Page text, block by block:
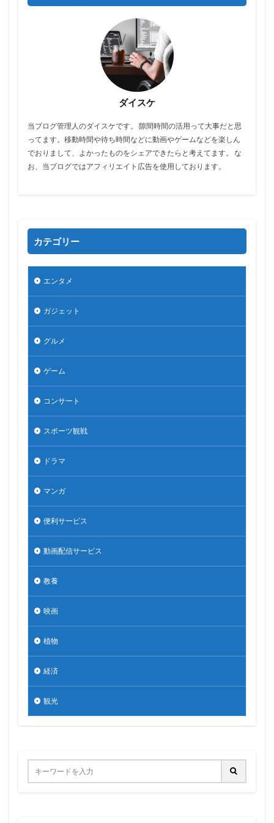
ダイスケ
当ブログ管理人のダイスケです。 隙間時間の活用って大事だと思
ってます。移動時間や待ち時間などに動画やゲームなどを楽しん
でおりまして、よかったものをシェアできたらと考えてます。 な
お、当ブログではアフィリエイト広告を使用しております。
カテゴリー
エンタメ
ガジェット
グルメ
ゲーム
コンサート
スポーツ観戦
ドラマ
マンガ
便利サービス
動画配信サービス
教養
映画
植物
経済
観光